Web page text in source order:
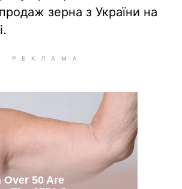
зерна з України на